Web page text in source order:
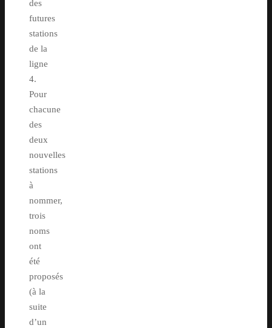
des
futures
stations
de la
ligne
4.
Pour
chacune
des
deux
nouvelles
stations
à
nommer,
trois
noms
ont
été
proposés
(à la
suite
d’un